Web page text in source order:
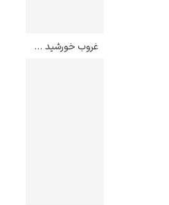
غروب خورشید – اگون شیله